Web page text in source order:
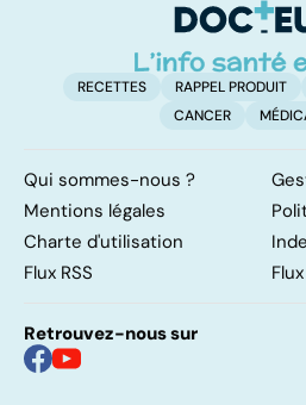
RECETTES RAPPEL PRODUIT
CANCER
Qui sommes-nous ?
Mentions légales
Charte d'utilisation
Flux RSS
Retrouvez-nous sur